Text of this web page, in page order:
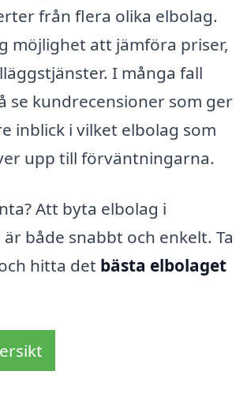
från flera olika elbolag.
möjlighet att jämföra priser,
I många fall
se kundrecensioner som ger
inblick i vilket elbolag som
upp till förväntningarna.
Att byta elbolag i
både snabbt och enkelt. Ta
hitta det bästa elbolaget